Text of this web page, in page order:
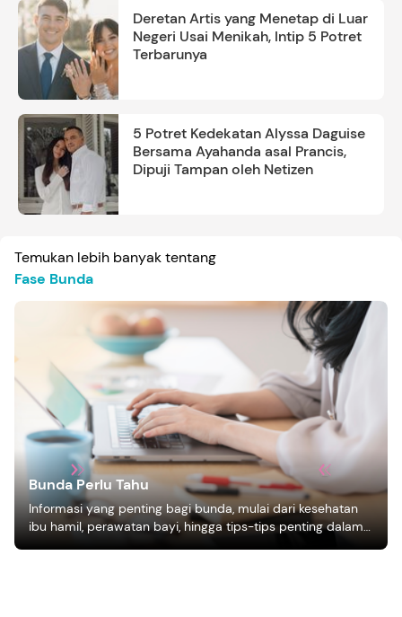
Deretan Artis yang Menetap di Luar
Negeri Usai Menikah, Intip 5 Potret
Terbarunya
5 Potret Kedekatan Alyssa Daguise
Bersama Ayahanda asal Prancis,
Dipuji Tampan oleh Netizen
Temukan lebih banyak tentang
Fase Bunda
Bunda Perlu Tahu
Informasi yang penting bagi bunda, mulai dari kesehatan
ibu hamil, perawatan bayi, hingga tips-tips penting dalam
mengasuh anak